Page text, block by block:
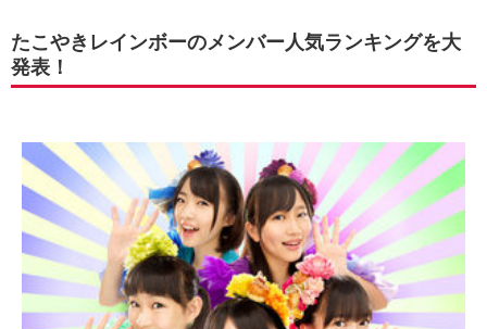
たこやきレインボーのメンバー人気ランキングを大
発表！